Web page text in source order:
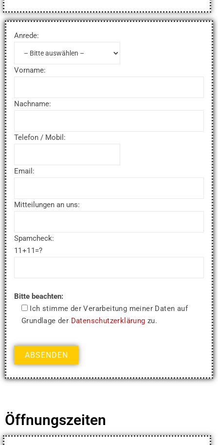
Anrede:
Vorname:
Nachname:
Telefon / Mobil:
Email:
Mitteilungen an uns:
Spamcheck:
11+11=?
Bitte beachten:
Ich stimme der Verarbeitung meiner Daten auf
Grundlage der Datenschutzerklärung zu.
Öffnungszeiten